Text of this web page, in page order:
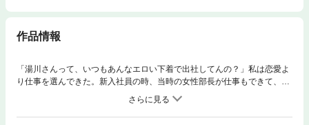
作品情報
「湯川さんって、いつもあんなエロい下着で出社してんの？」私は恋愛よ
り仕事を選んできた。新入社員の時、当時の女性部長が仕事もできて、周
りの信頼も厚くて、凄く憧れた。それから、彼女みたいにカッコ良い女性
になるために、ひたすら仕事に打ち込んできた。今月も成績１位だった
し、遂に部長になれるかも…と、思っていたら、新任の部長は男性、しか